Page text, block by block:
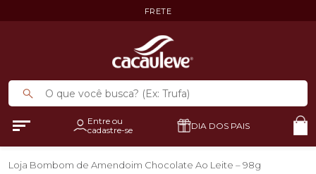
FRETE
Entre ou
cadastre-se
DIA DOS PAIS
Loja Bombom de Amendoim Chocolate Ao Leite – 98g